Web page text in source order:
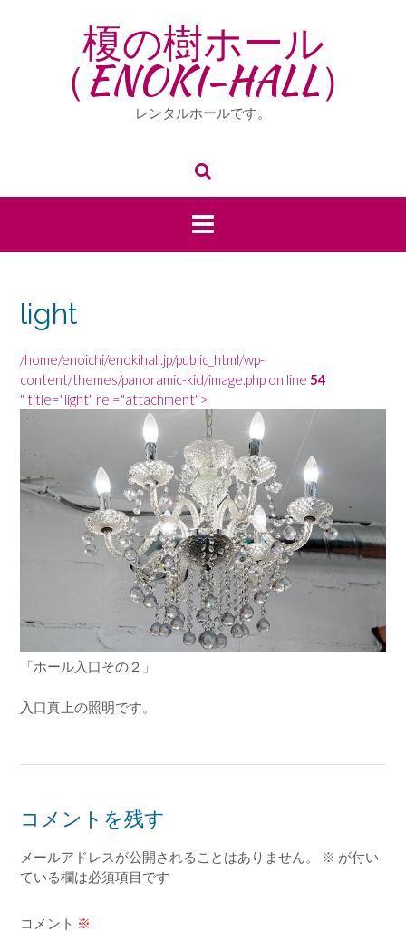
榎の樹ホール
（ENOKI-HALL）
レンタルホールです。
light
/home/enoichi/enokihall.jp/public_html/wp-
content/themes/panoramic-kid/image.php on line 54
" title="light" rel="attachment">
「ホール入口その２」
入口真上の照明です。
コメントを残す
メールアドレスが公開されることはありません。 ※ が付い
ている欄は必須項目です
コメント ※